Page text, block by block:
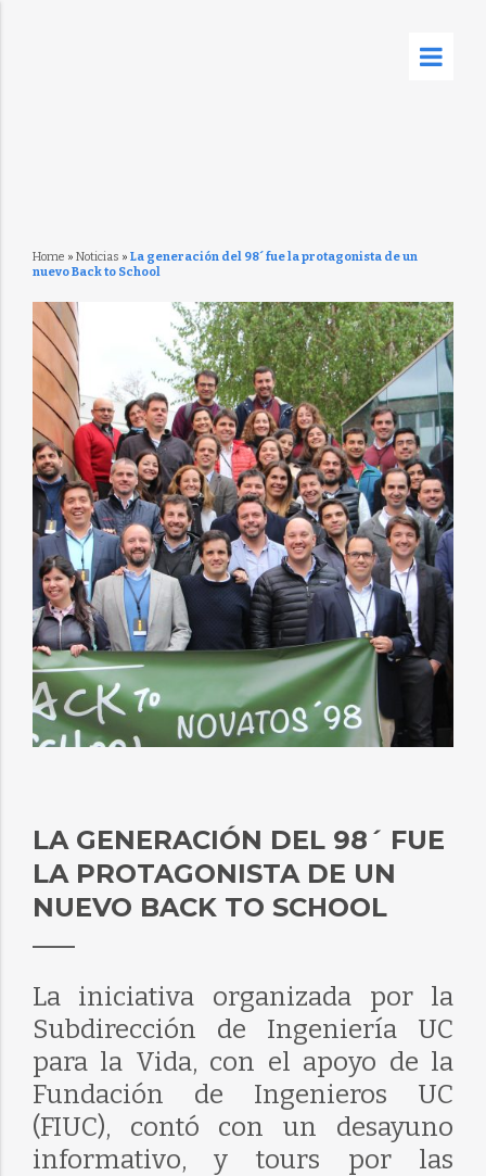
Home » Noticias » La generación del 98´ fue la protagonista de un
nuevo Back to School
LA GENERACIÓN DEL 98´ FUE
LA PROTAGONISTA DE UN
NUEVO BACK TO SCHOOL
La iniciativa organizada por la
Subdirección de Ingeniería UC
para la Vida, con el apoyo de la
Fundación de Ingenieros UC
(FIUC), contó con un desayuno
informativo, y tours por las